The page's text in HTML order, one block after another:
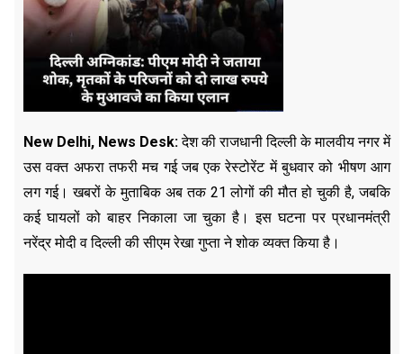
New Delhi, News Desk:देश की राजधानी दिल्ली के मालवीय नगर में
उस वक्त अफरा तफरी मच गई जब एक रेस्टोरेंट में बुधवार को भीषण आग
लग गई। खबरों के मुताबिक अब तक 21 लोगों की मौत हो चुकी है, जबकि
कई घायलों को बाहर निकाला जा चुका है। इस घटना पर प्रधानमंत्री
नरेंद्र मोदी व दिल्ली की सीएम रेखा गुप्ता ने शोक व्यक्त किया है।